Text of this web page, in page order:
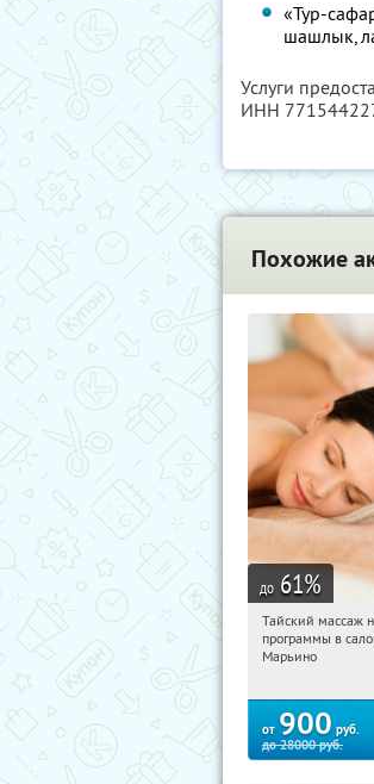
«Тур-
шашлык,
Услуги
ИНН
Похожие
до 61%
15:31:15
Марьино
Тайский массаж
программы в
Марьино
от 900 руб.
до28000руб.